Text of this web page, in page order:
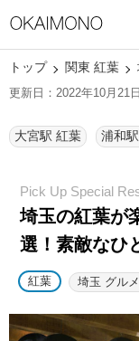
トップ 関東 紅葉
更新日：2022年10月21日
大宮駅 紅葉 浦和
埼玉の紅葉が
選！素敵なひ
紅葉 埼玉 グルメ